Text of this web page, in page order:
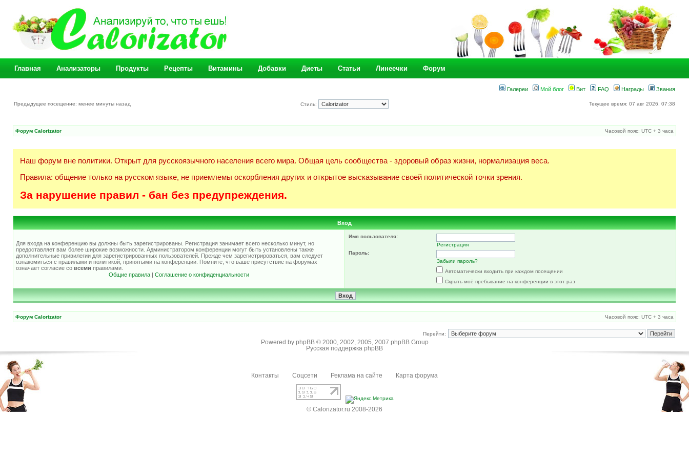
Главная Анализаторы Продукты Рецепты Витамины Добавки Диеты Статьи Линеечки Форум
Галереи Мой блог Вит FAQ Награды Звания
Предыдущее посещение: менее минуты назад Стиль: Текущее время: 07 авг 2026, 07:38
Форум Calorizator Часовой пояс: UTC + 3 часа
Наш форум вне политики. Открыт для русскоязычного населения всего мира. Общая цель сообщества - здоровый образ жизни, нормализация веса.
Правила: общение только на русском языке, не приемлемы оскорбления других и открытое высказывание своей политической точки зрения.
За нарушение правил - бан без предупреждения.
Вход
Для входа на конференцию вы должны быть зарегистрированы. Регистрация занимает всего несколько минут, но
предоставляет вам более широкие возможности. Администратором конференции могут быть установлены также
дополнительные привилегии для зарегистрированных пользователей. Прежде чем зарегистрироваться, вам следует
ознакомиться с правилами и политикой, принятыми на конференции. Помните, что ваше присутствие на форумах
означает согласие со всеми правилами.
Общие правила| Соглашение о конфиденциальности
Имя пользователя:
Регистрация
Пароль:
Забыли пароль?
Автоматически входить при каждом посещении
Скрыть моё пребывание на конференции в этот раз
Форум Calorizator Часовой пояс: UTC + 3 часа
Перейти:
Powered by phpBB© 2000, 2002, 2005, 2007 phpBB Group
Русская поддержка phpBB
Контакты Соцсети Реклама на сайте Карта форума
© Calorizator.ru 2008-2026